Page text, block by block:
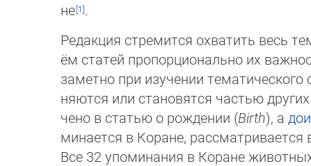
не .
Редакция стремится охватить весь
ём статей пропорционально их
заметно при изучении
няются или становятся частью
че­но в статью о рождении (Birth), а
ми­на­ет­ся в Коране, рассматривается
Все 32 упоминания в Коране